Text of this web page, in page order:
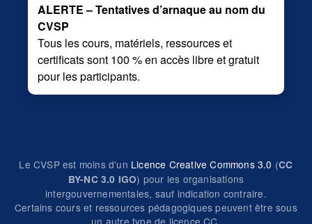
ALERTE – Tentatives d’arnaque au nom du
CVSP
Tous les cours, matériels, ressources et
certificats sont 100 % en accès libre et gratuit
pour les participants.
Le CVSP est moins d'un Licence Creative Commons 3.0 (CC
BY-NC 3.0 IGO) pour les organisations
intergouvernementales, sauf indication contraire.
Certains cours et ressources pédagogiques peuvent être sous
un autre type de licence CC.